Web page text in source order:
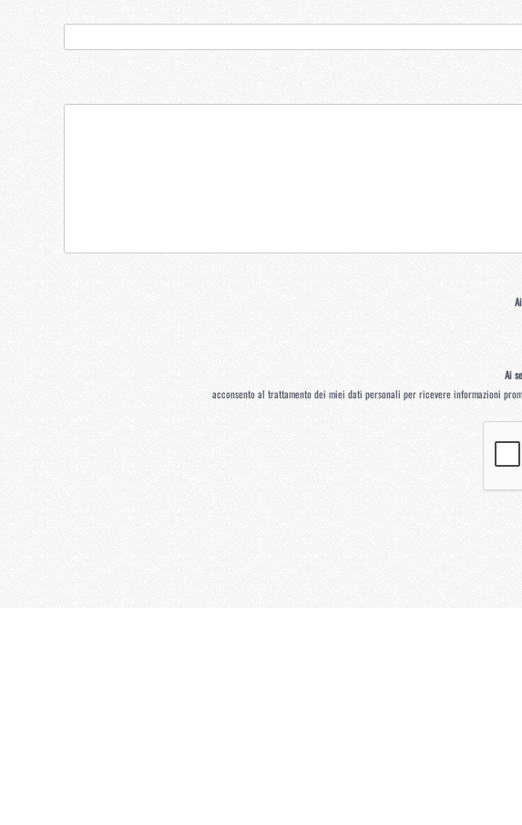
Ai
acconsento al trattamento dei miei dati personali per ricevere informazioni